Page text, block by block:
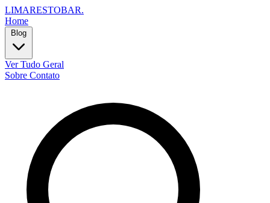
LIMARESTOBAR.
Home
Ver Tudo Geral
Sobre Contato